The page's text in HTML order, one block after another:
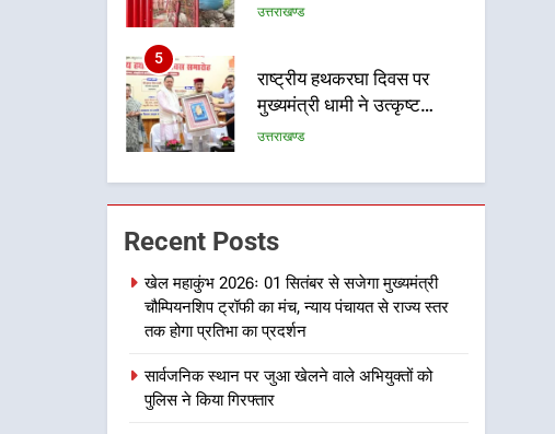
पर ध्वस्तीकरण, मसूरी मार्ग पर
उत्तराखण्ड
5
राष्ट्रीय हथकरघा दिवस पर
मुख्यमंत्री धामी ने उत्कृष्ट
बुनकरों और हस्तशिल्प कारीगरों
उत्तराखण्ड
6
उत्तराखंड कांग्रेस में बड़ा
संगठनात्मक फेरबदल, नई
कार्यकारिणी और समितियों का
गठन
7
मुख्यमंत्री धामी बोले- युवाओं को
प्राथमिकता, आने वाले महीनों में
हजारों पदों पर की जाएगी भर्ती
उत्तराखण्ड
Recent Posts
खेल महाकुंभ 2026ः 01 सितंबर से सजेगा मुख्यमंत्री
चौम्पियनशिप ट्रॉफी का मंच, न्याय पंचायत से राज्य स्तर
तक होगा प्रतिभा का प्रदर्शन
सार्वजनिक स्थान पर जुआ खेलने वाले अभियुक्तों को
पुलिस ने किया गिरफ्तार